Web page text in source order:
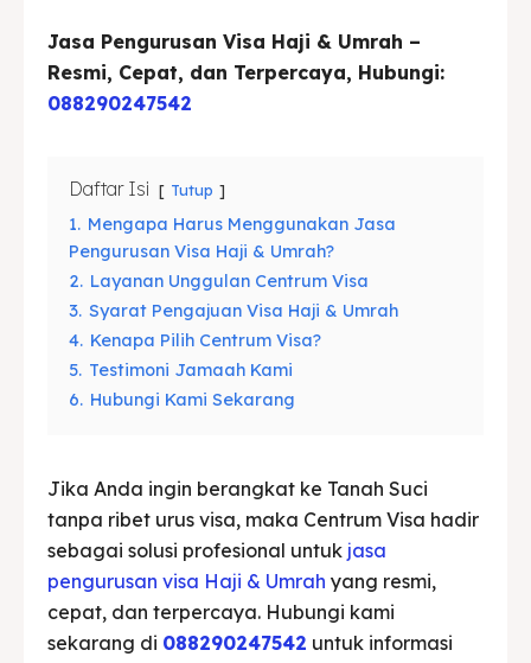
Blog
Blog
Jasa Pengurusan Visa Haji & Umrah –
Resmi, Cepat, dan Terpercaya, Hubungi:
088290247542
Daftar Isi Tutup
1. Mengapa Harus Menggunakan Jasa
Pengurusan Visa Haji & Umrah?
2. Layanan Unggulan Centrum Visa
3. Syarat Pengajuan Visa Haji & Umrah
4. Kenapa Pilih Centrum Visa?
5. Testimoni Jamaah Kami
6. Hubungi Kami Sekarang
Jika Anda ingin berangkat ke Tanah Suci
tanpa ribet urus visa, maka Centrum Visa hadir
sebagai solusi profesional untuk jasa
pengurusan visa Haji & Umrah yang resmi,
cepat, dan terpercaya. Hubungi kami
sekarang di 088290247542 untuk informasi